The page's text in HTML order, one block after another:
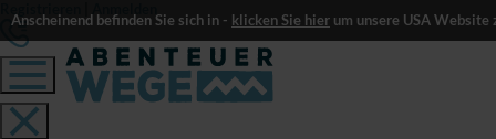
Anscheinend befinden Sie sich in - klicken Sie hier um unsere USA Website